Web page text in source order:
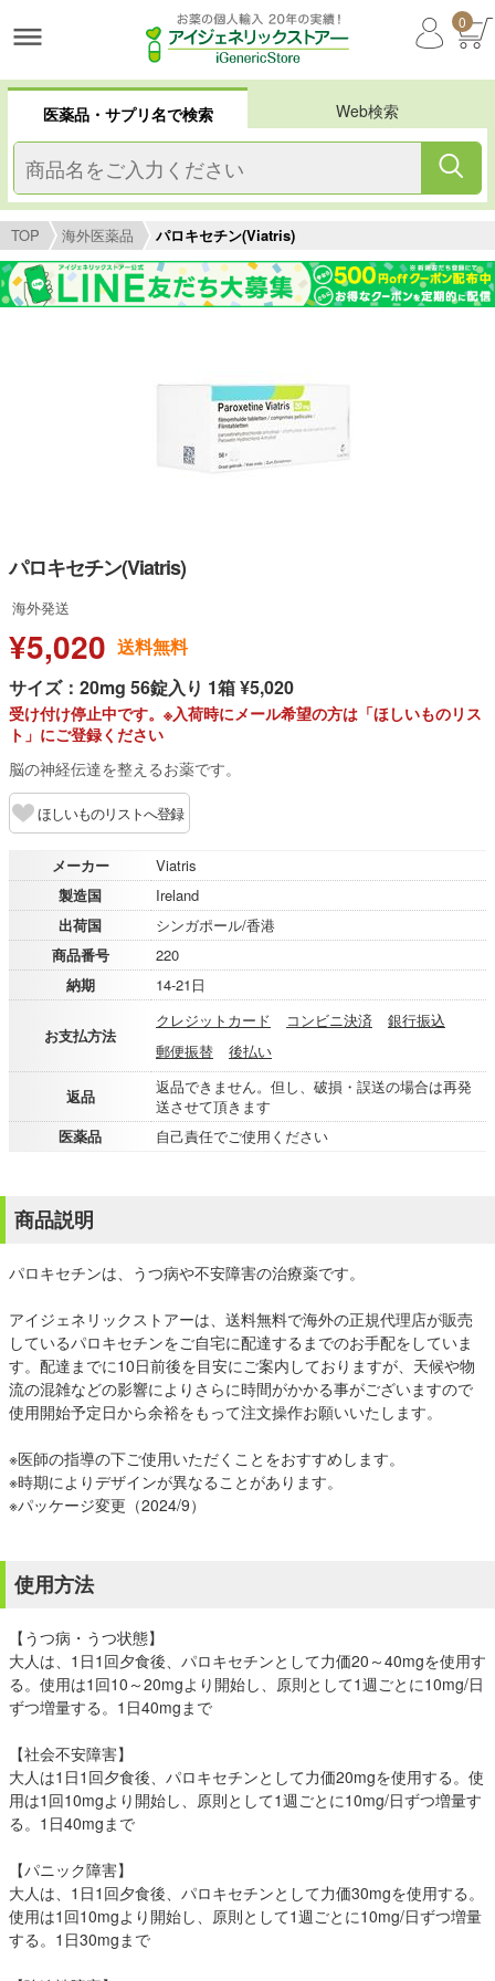
0
医薬品・サプリ名で検索 Web検索
TOP 海外医薬品 パロキセチン(Viatris)
パロキセチン(Viatris)
海外発送
¥5,020 送料無料
サイズ：20mg 56錠入り 1箱 ¥5,020
受け付け停止中です。※入荷時にメール希望の方は「ほしいものリス
ト」にご登録ください
脳の神経伝達を整えるお薬です。
ほしいものリストへ登録
メーカー
Viatris
製造国
Ireland
出荷国
シンガポール/香港
商品番号
220
納期
14-21日
お支払方法
クレジットカード コンビニ決済
銀行振込
郵便振替
後払い
返品
返品できません。但し、破損・誤送の場合は再発
送させて頂きます
医薬品
自己責任でご使用ください
商品説明
パロキセチンは、うつ病や不安障害の治療薬です。
アイジェネリックストアーは、送料無料で海外の正規代理店が販売
しているパロキセチンをご自宅に配達するまでのお手配をしていま
す。配達までに10日前後を目安にご案内しておりますが、天候や物
流の混雑などの影響によりさらに時間がかかる事がございますので
使用開始予定日から余裕をもって注文操作お願いいたします。
※医師の指導の下ご使用いただくことをおすすめします。
※時期によりデザインが異なることがあります。
※パッケージ変更（2024/9）
使用方法
【うつ病・うつ状態】
大人は、1日1回夕食後、パロキセチンとして力価20～40mgを使用す
る。使用は1回10～20mgより開始し、原則として1週ごとに10mg/日
ずつ増量する。1日40mgまで
【社会不安障害】
大人は1日1回夕食後、パロキセチンとして力価20mgを使用する。使
用は1回10mgより開始し、原則として1週ごとに10mg/日ずつ増量す
る。1日40mgまで
【パニック障害】
大人は、1日1回夕食後、パロキセチンとして力価30mgを使用する。
使用は1回10mgより開始し、原則として1週ごとに10mg/日ずつ増量
する。1日30mgまで